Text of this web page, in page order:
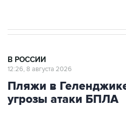
В РОССИИ
12:26, 8 августа 2026
Пляжи в
угрозы атаки БПЛА